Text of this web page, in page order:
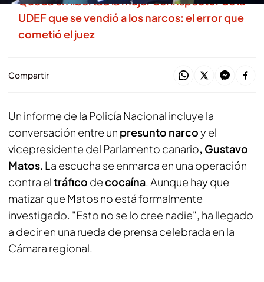
UDEF que se vendió a los narcos: el error que
cometió el juez
Compartir
Un informe de la Policía Nacional incluye la
conversación entre un presunto narcoy el
vicepresidente del Parlamento canario, Gustavo
Matos. La escucha se enmarca en una operación
contra eltráfico decocaína. Aunque hay que
matizar que Matos no está formalmente
investigado. "Esto no se lo cree nadie", ha llegado
a decir en una rueda de prensa celebrada en la
Cámara regional.